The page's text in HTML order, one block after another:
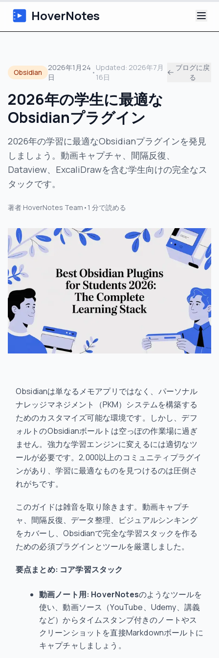
HoverNotes
Extension
AI動画ノート
について
Obsidian
2026年1月24
日
•
Updated: 2026年7月
16日
ブログに戻
る
2026年の学生に最適な
Obsidianプラグイン
2026年の学習に最適なObsidianプラグインを発見
しましょう。動画キャプチャ、間隔反復、
Dataview、ExcaliDrawを含む学生向けの完全なス
タックです。
著者 HoverNotes Team • 1 分で読める
Obsidianは単なるメモアプリではなく、パーソナル
ナレッジマネジメント（PKM）システムを構築する
ためのカスタマイズ可能な環境です。しかし、デフ
ォルトのObsidianボールトは空っぽの作業場に過ぎ
ません。強力な学習エンジンに変えるには適切なツ
ールが必要です。2,000以上のコミュニティプラグイ
ンがあり、学習に最適なものを見つけるのは圧倒さ
れがちです。
このガイドは雑音を取り除きます。動画キャプチ
ャ、間隔反復、データ整理、ビジュアルシンキング
をカバーし、Obsidianで完全な学習スタックを作る
ための必須プラグインとツールを厳選しました。
要点まとめ: コア学習スタック
動画ノート用: HoverNotesのようなツールを
使い、動画ソース（YouTube、Udemy、講義
など）からタイムスタンプ付きのノートやス
クリーンショットを直接Markdownボールトに
キャプチャしましょう。